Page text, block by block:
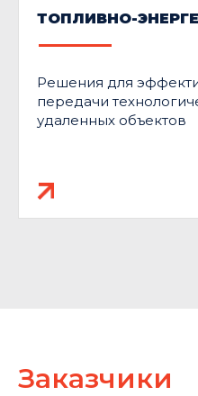
ТОПЛИВНО-
Решения для
передачи
удаленных объектов
Заказчики